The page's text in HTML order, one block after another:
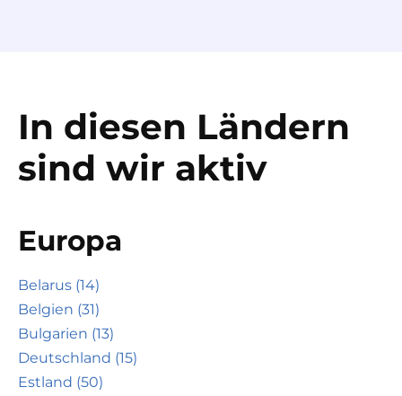
In diesen Ländern
sind wir aktiv
Europa
Belarus (14)
Belgien (31)
Bulgarien (13)
Deutschland (15)
Estland (50)